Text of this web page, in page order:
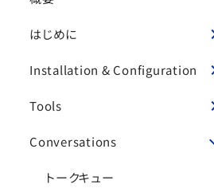
はじめに
Installation & Configuration
Tools
Conversations
トークキュー